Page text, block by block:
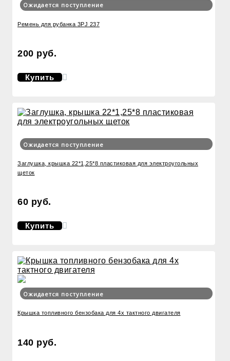
Ожидается поступление
Ремень для рубанка 3PJ 237
200 руб.
Купить
Ожидается поступление
Заглушка, крышка 22*1,25*8 пластиковая для электроугольных
щеток
60 руб.
Купить
Ожидается поступление
Крышка топливного бензобака для 4х тактного двигателя
140 руб.